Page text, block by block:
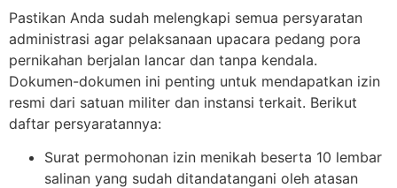
Pastikan Anda sudah melengkapi semua persyaratan
administrasi agar pelaksanaan upacara pedang pora
pernikahan berjalan lancar dan tanpa kendala.
Dokumen-dokumen ini penting untuk mendapatkan izin
resmi dari satuan militer dan instansi terkait. Berikut
daftar persyaratannya:
Surat permohonan izin menikah beserta 10 lembar
salinan yang sudah ditandatangani oleh atasan